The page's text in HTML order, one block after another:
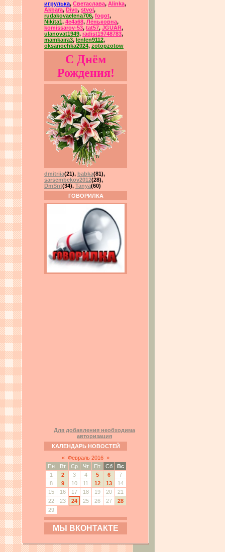
игрулька, Светаслава, Alinka,
Akbara, Divo, stvol ,
rudakovaelena706, fogot,
Nikita1, 4e4a68, Лёньковна,
komissarov-53, tat57, JGUAR,
ulanovat1949, radist19748783,
mamkaira3, lenlen9112,
oksanochka2024, zotopzotow
С Днём
Рождения!
dmitriia(21), babka(81),
sarsembekov2012(28),
DmSnt(34), Tanya(60)
ГОВОРИЛКА
Для добавления необходима
авторизация
КАЛЕНДАРЬ НОВОСТЕЙ
« Февраль 2016 »
Пн
Вт Ср Чт Пт Сб
Вс
1
2 3 4 5 6
7
8
9 10 11 12 13
14
15
16 17 18 19 20
21
22
23 24 25 26 27
28
29
МЫ ВКОНТАКТЕ